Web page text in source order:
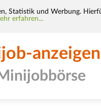
Statistik und Werbung.
erfahren...